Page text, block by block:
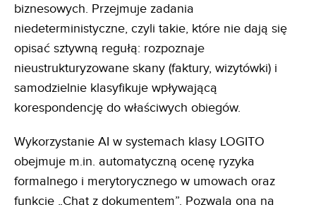
biznesowych. Przejmuje zadania
niedeterministyczne, czyli takie, które nie dają się
opisać sztywną regułą: rozpoznaje
nieustrukturyzowane skany (faktury, wizytówki) i
samodzielnie klasyfikuje wpływającą
korespondencję do właściwych obiegów.
Wykorzystanie AI w systemach klasy LOGITO
obejmuje m.in. automatyczną ocenę ryzyka
formalnego i merytorycznego w umowach oraz
funkcję „Chat z dokumentem”. Pozwala ona na